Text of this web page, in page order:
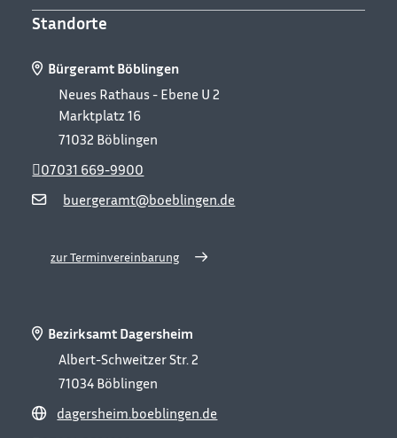
Standorte
Bürgeramt Böblingen
Neues Rathaus - Ebene U 2
Marktplatz 16
71032 Böblingen
buergeramt@boeblingen.de
07031 669-9900
zur Terminvereinbarung
Bezirksamt Dagersheim
Albert-Schweitzer Str. 2
71034 Böblingen
dagersheim.boeblingen.de